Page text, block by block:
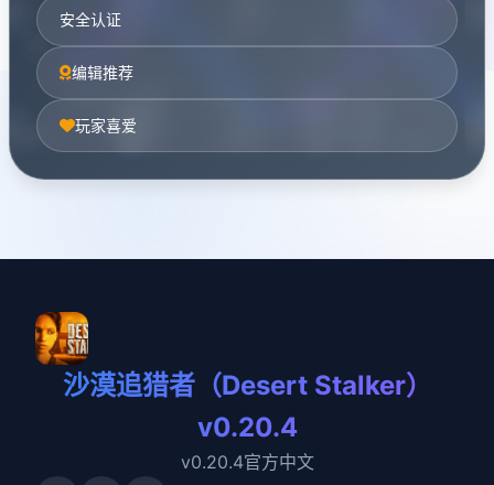
安全认证
编辑推荐
玩家喜爱
沙漠追猎者（Desert Stalker）
v0.20.4
v0.20.4官方中文